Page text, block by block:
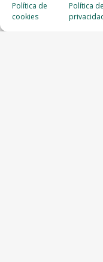
Política de
cookies
Política de